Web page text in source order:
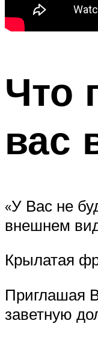
Что
вас
«У Вас не
внешнем
Крылатая
Приглашая
заветную